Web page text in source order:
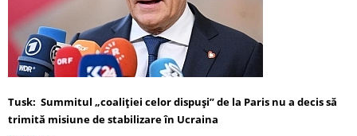
Tusk: Summitul „coaliției celor dispuși” de la Paris nu a decis să
trimită misiune de stabilizare în Ucraina